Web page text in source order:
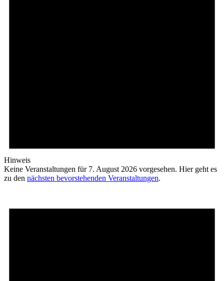
Hinweis
Keine Veranstaltungen für 7. August 2026 vorgesehen. Hier geht es
zu den nächsten bevorstehenden Veranstaltungen.